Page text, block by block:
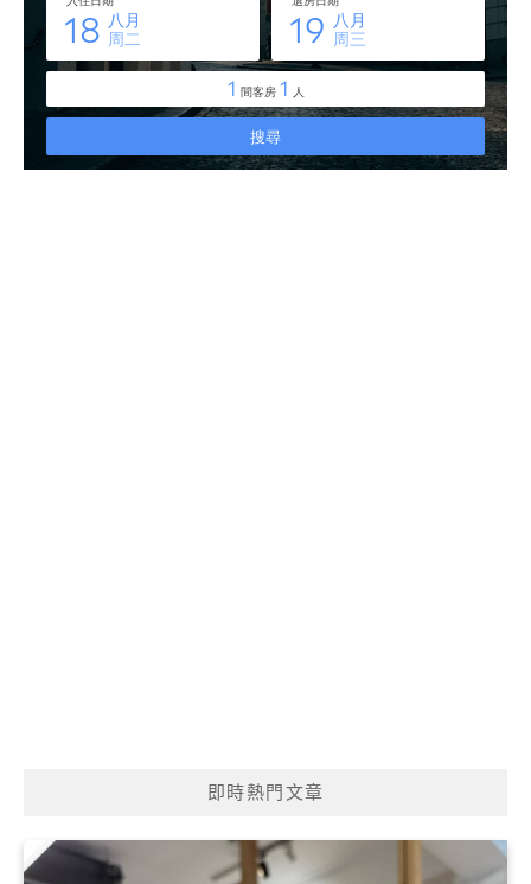
即時熱門文章